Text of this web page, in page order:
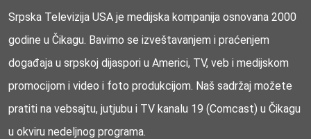
Srpska Televizija USA je medijska kompanija osnovana 2000
godine u Čikagu. Bavimo se izveštavanjem i praćenjem
događaja u srpskoj dijaspori u Americi, TV, veb i medijskom
promocijom i video i foto produkcijom. Naš sadržaj možete
pratiti na vebsajtu, jutjubu i TV kanalu 19 (Comcast) u Čikagu
u okviru nedeljnog programa.